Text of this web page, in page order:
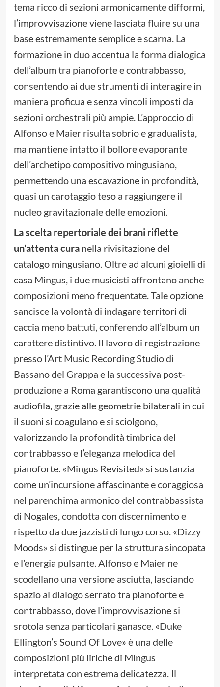
tema ricco di sezioni armonicamente difformi,
l’improvvisazione viene lasciata fluire su una
base estremamente semplice e scarna. La
formazione in duo accentua la forma dialogica
dell’album tra pianoforte e contrabbasso,
consentendo ai due strumenti di interagire in
maniera proficua e senza vincoli imposti da
sezioni orchestrali più ampie. L’approccio di
Alfonso e Maier risulta sobrio e gradualista,
ma mantiene intatto il bollore evaporante
dell’archetipo compositivo mingusiano,
permettendo una escavazione in profondità,
quasi un carotaggio teso a raggiungere il
nucleo gravitazionale delle emozioni.
La scelta repertoriale dei brani riflette
un’attenta cura nella rivisitazione del
catalogo mingusiano. Oltre ad alcuni gioielli di
casa Mingus, i due musicisti affrontano anche
composizioni meno frequentate. Tale opzione
sancisce la volontà di indagare territori di
caccia meno battuti, conferendo all’album un
carattere distintivo. Il lavoro di registrazione
presso l’Art Music Recording Studio di
Bassano del Grappa e la successiva post-
produzione a Roma garantiscono una qualità
audiofila, grazie alle geometrie bilaterali in cui
il suoni si coagulano e si sciolgono,
valorizzando la profondità timbrica del
contrabbasso e l’eleganza melodica del
pianoforte. «Mingus Revisited» si sostanzia
come un’incursione affascinante e coraggiosa
nel parenchima armonico del contrabbassista
di Nogales, condotta con discernimento e
rispetto da due jazzisti di lungo corso. «Dizzy
Moods» si distingue per la struttura sincopata
e l’energia pulsante. Alfonso e Maier ne
scodellano una versione asciutta, lasciando
spazio al dialogo serrato tra pianoforte e
contrabbasso, dove l’improvvisazione si
srotola senza particolari ganasce. «Duke
Ellington’s Sound Of Love» è una delle
composizioni più liriche di Mingus
interpretata con estrema delicatezza. Il